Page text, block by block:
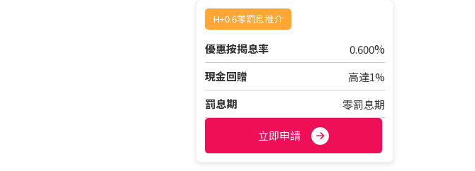
H+0.6零罰息推介
優惠按揭息率 0.600%
現金回贈
高達1%
罰息期
零罰息期
立即申請